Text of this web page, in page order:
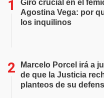
Giro crucial en el
Agostina Vega: por
los inquilinos
Marcelo Porcel irá a
de que la Justicia
planteos de su